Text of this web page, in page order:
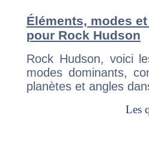
Éléments, modes
pour Rock Hudson
Rock Hudson, voici
modes dominants,
planètes et angles